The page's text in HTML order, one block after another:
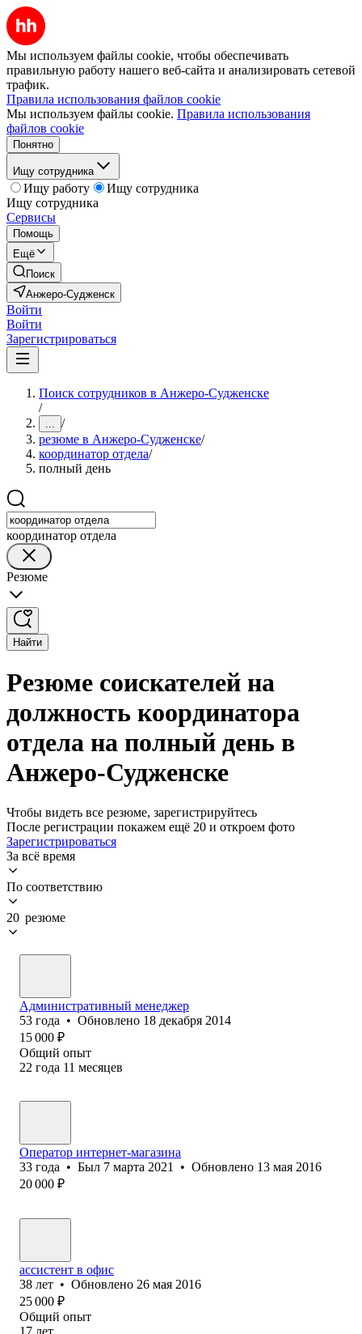
Мы используем файлы cookie, чтобы обеспечивать
правильную работу нашего веб-сайта и анализировать сетевой
трафик.
Правила использования файлов cookie
Мы используем файлы cookie. Правила использования
файлов cookie
Понятно
Ищу сотрудника
Ищу работу
Ищу сотрудника
Ищу сотрудника
Сервисы
Помощь
Ещё
Поиск
Анжеро-Судженск
Войти
Войти
Зарегистрироваться
Поиск сотрудников в Анжеро-Судженске
/
... /
резюме в Анжеро-Судженске/
координатор отдела/
полный день
координатор отдела
Резюме
Найти
Резюме соискателей на
должность координатора
отдела на полный день в
Анжеро-Судженске
Чтобы видеть все резюме, зарегистрируйтесь
После регистрации покажем ещё 20 и откроем фото
Зарегистрироваться
За всё время
По соответствию
20 резюме
Административный менеджер
53 года • Обновлено 18 декабря 2014
15 000 ₽
Общий опыт
22 года 11 месяцев
Оператор интернет-магазина
33 года • Был 7 марта 2021 • Обновлено 13 мая 2016
20 000 ₽
ассистент в офис
38 лет • Обновлено 26 мая 2016
25 000 ₽
Общий опыт
17 лет